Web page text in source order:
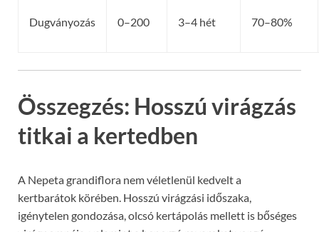
Dugványozás 0–200 3–4 hét 70–80%
Összegzés: Hosszú virágzás
titkai a kertedben
A Nepeta grandiflora nem véletlenül kedvelt a
kertbarátok körében. Hosszú virágzási időszaka,
igénytelen gondozása, olcsó kertápolás mellett is bőséges